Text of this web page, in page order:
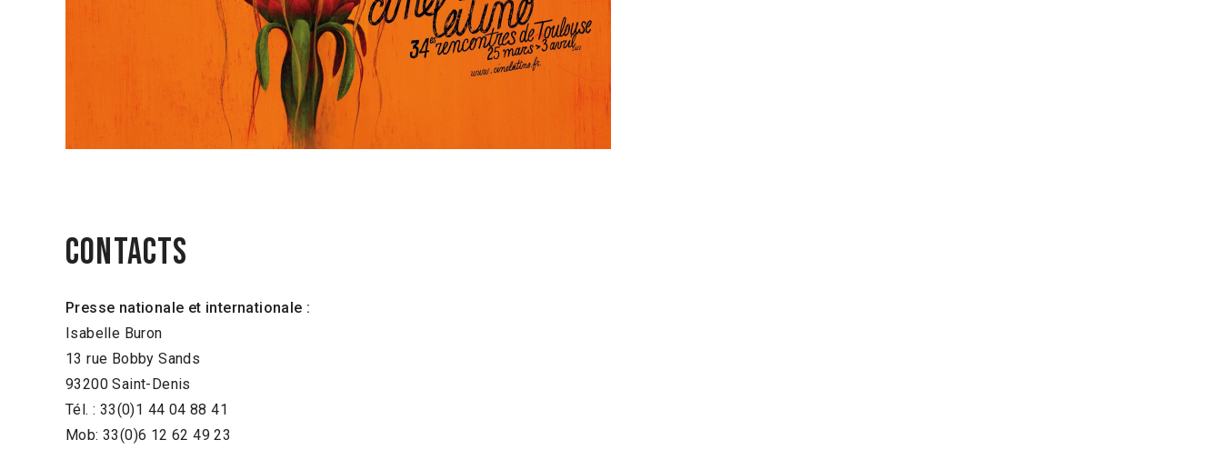
CONTACTS
Presse nationale et internationale :
Isabelle Buron
13 rue Bobby Sands
93200 Saint-Denis
Tél. : 33(0)1 44 04 88 41
Mob: 33(0)6 12 62 49 23